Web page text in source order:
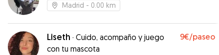
Madrid - 0.00 km
Liseth · Cuido, acompaño y juego
con tu mascota
9€/paseo